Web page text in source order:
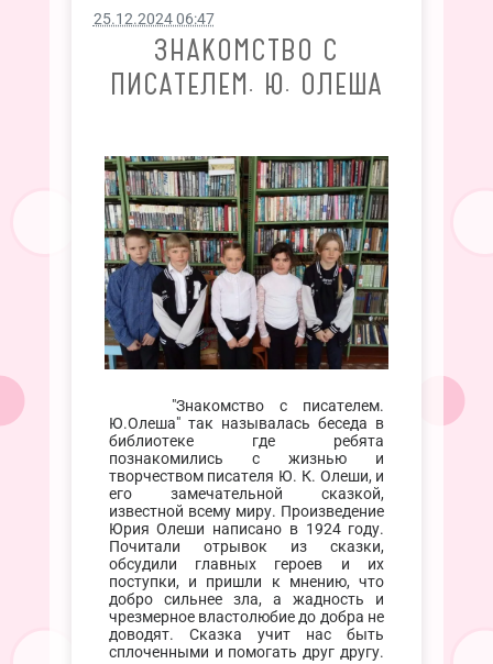
25.12.2024 06:47
ЗНАКОМСТВО С
ПИСАТЕЛЕМ. Ю. ОЛЕША
"Знакомство с писателем.
Ю.Олеша" так называлась беседа в
библиотеке где ребята
познакомились с жизнью и
творчеством писателя Ю. К. Олеши, и
его замечательной сказкой,
известной всему миру. Произведение
Юрия Олеши написано в 1924 году.
Почитали отрывок из сказки,
обсудили главных героев и их
поступки, и пришли к мнению, что
добро сильнее зла, а жадность и
чрезмерное властолюбие до добра не
доводят. Сказка учит нас быть
сплоченными и помогать друг другу.